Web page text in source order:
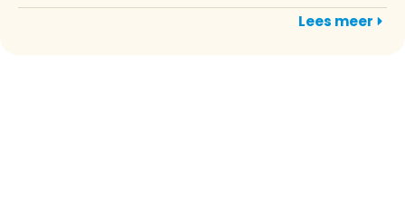
Lees meer